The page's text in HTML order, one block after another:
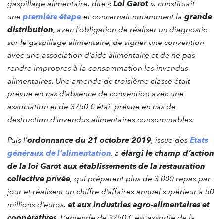
gaspillage alimentaire, dite « Loi Garot », constituait
une première étape et concernait notamment la grande
distribution, avec l’obligation de réaliser un diagnostic
sur le gaspillage alimentaire, de signer une convention
avec une association d’aide alimentaire et de ne pas
rendre impropres à la consommation les invendus
alimentaires. Une amende de troisième classe était
prévue en cas d’absence de convention avec une
association et de 3750 € était prévue en cas de
destruction d’invendus alimentaires consommables.
Puis l’ordonnance du 21 octobre 2019, issue des Etats
généraux de l’alimentation, a élargi le champ d’action
de la loi Garot aux établissements de la restauration
collective privée, qui préparent plus de 3 000 repas par
jour et réalisent un chiffre d’affaires annuel supérieur à 50
millions d’euros, et aux industries agro-alimentaires et
coopératives. L’amende de 3750 € est assortie de la